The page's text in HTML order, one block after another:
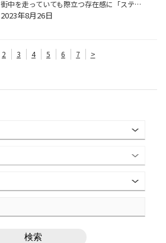
街中を走っていても際立つ存在感に「ステキだなあ」とついつい目で追ってしまう高級ミニバンといえば、「トヨタ アルファード/ヴェルファイア」ですよね。上質感たっぷりの内外装や至れり尽くせりの装備など、トヨタのフラッグシップミニバンとしてその完成度の高さで多くの人々を魅了し続けていま...
2023年8月26日
2 3 4 5 6 7 >